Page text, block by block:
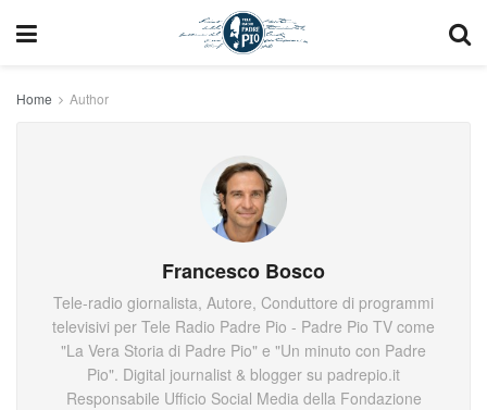
Home Author
Francesco Bosco
Tele-radio giornalista, Autore, Conduttore di programmi
televisivi per Tele Radio Padre Pio - Padre Pio TV come
"La Vera Storia di Padre Pio" e "Un minuto con Padre
Pio". Digital journalist & blogger su padrepio.it
Responsabile Ufficio Social Media della Fondazione